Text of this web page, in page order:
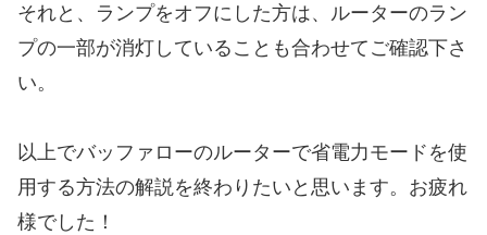
それと、ランプをオフにした方は、ルーターのラン
プの一部が消灯していることも合わせてご確認下さ
い。
以上でバッファローのルーターで省電力モードを使
用する方法の解説を終わりたいと思います。お疲れ
様でした！